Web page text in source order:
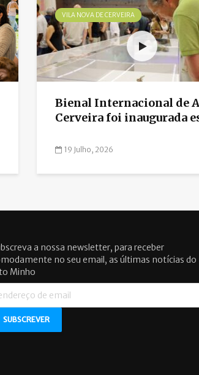
VILA NOVA DE CERVEIRA
Bienal Internacional de
Cerveira foi inaugurada
19 Julho, 2026
a nossa newsletter, para receber
no seu email, as últimas notícias do
Minho